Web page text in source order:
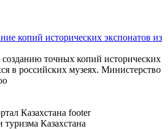
копий исторических экспонатов из
созданию точных копий исторических
в российских музеях. Министерство
Казахстана